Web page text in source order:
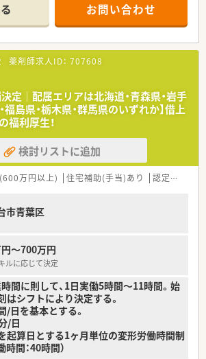
お問い合わせ
薬剤師求人ID： 707608
定│配属エリアは北海道・青森県・岩手
福島県・栃木県・群馬県のいずれか】借上
利厚生！
検討リストに追加
万円以上) 住宅補助(手当)あり 認定薬剤師取得支援あり
市青葉区
～700万円
ルに応じて決定
間に則して、1日実働5時間～11時間。始
はシフトにより決定する。
日を基本とする。
/日
起算日とする1ヶ月単位の変形労働時間制
時間：40時間）